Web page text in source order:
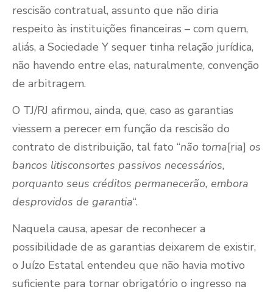
rescisão contratual, assunto que não diria
respeito às instituições financeiras – com quem,
aliás, a Sociedade Y sequer tinha relação jurídica,
não havendo entre elas, naturalmente, convenção
de arbitragem.
O TJ/RJ afirmou, ainda, que, caso as garantias
viessem a perecer em função da rescisão do
contrato de distribuição, tal fato “não torna[ria] os
bancos litisconsortes passivos necessários,
porquanto seus créditos permanecerão, embora
desprovidos de garantia“.
Naquela causa, apesar de reconhecer a
possibilidade de as garantias deixarem de existir,
o Juízo Estatal entendeu que não havia motivo
suficiente para tornar obrigatório o ingresso na